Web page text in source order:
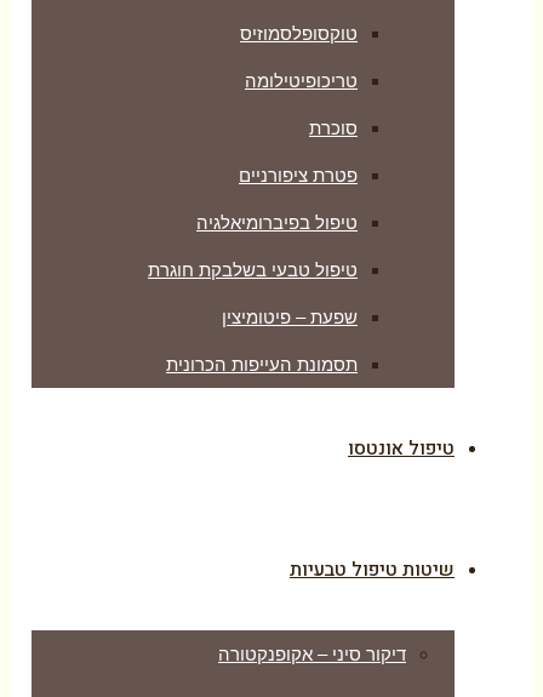
טוקסופלסמוזיס
טריכופיטילומה
סוכרת
פטרת ציפורניים
טיפול בפיברומיאלגיה
טיפול טבעי בשלבקת חוגרת
שפעת – פיטומיצין
תסמונת העייפות הכרונית
טיפול אונטסו
שיטות טיפול טבעיות
דיקור סיני – אקופנקטורה